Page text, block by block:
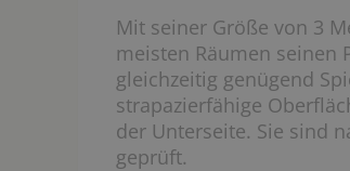
Mit seiner Größe von 3
meisten Räumen seinen
gleichzeitig genügend
strapazierfähige
der Unterseite. Sie sind
geprüft.